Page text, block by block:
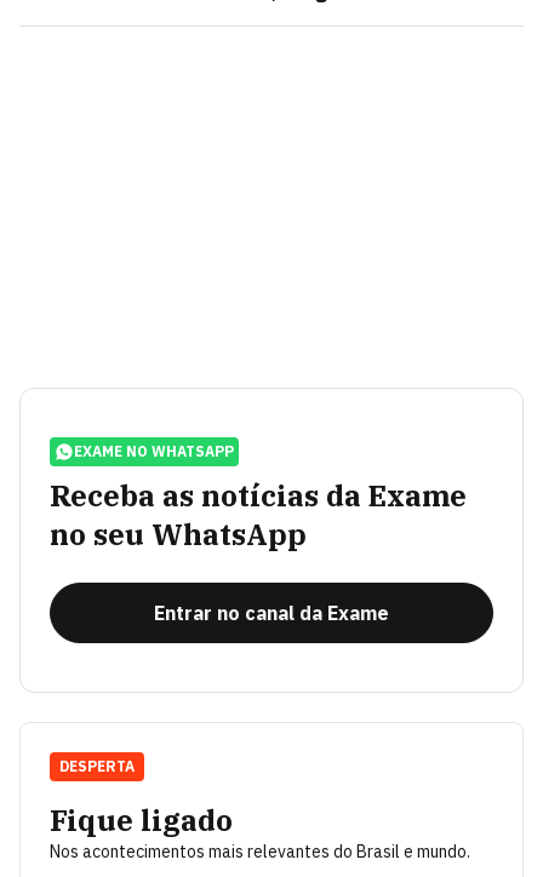
EXAME NO WHATSAPP
Receba as notícias da Exame
no seu WhatsApp
Entrar no canal da Exame
Fique ligado
Nos acontecimentos mais relevantes do Brasil e mundo.
DESPERTA